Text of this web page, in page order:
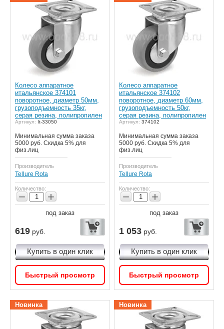
Колесо аппаратное
итальянское 374101
поворотное, диаметр 50мм,
грузоподъемность 35кг,
серая резина, полипропилен
Артикул: It-33050
Минимальная сумма заказа
5000 руб. Скидка 5% для
физ.лиц
Производитель
Tellure Rota
Количество:
− +
под заказ
619 руб.
Купить в один клик
Быстрый просмотр
Колесо аппаратное
итальянское 374102
поворотное, диаметр 60мм,
грузоподъемность 50кг,
серая резина, полипропилен
Артикул: 374102
Минимальная сумма заказа
5000 руб. Скидка 5% для
физ.лиц
Производитель
Tellure Rota
Количество:
− +
под заказ
1 053 руб.
Купить в один клик
Быстрый просмотр
Новинка Новинка